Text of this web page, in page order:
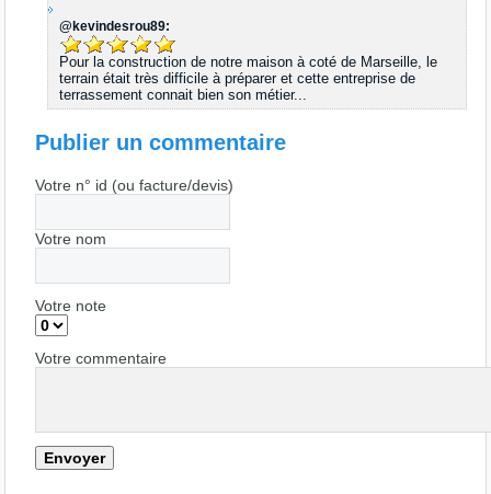
@kevindesrou89:
Pour la construction de notre maison à coté de Marseille, le
terrain était très difficile à préparer et cette entreprise de
terrassement connait bien son métier...
Publier un commentaire
Votre n° id (ou facture/devis)
Votre nom
Votre note
Votre commentaire